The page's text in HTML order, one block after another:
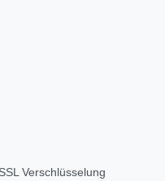
Verschlüsselung